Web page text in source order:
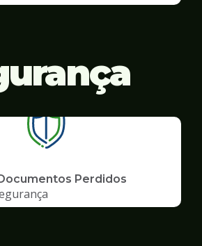
Perdidos